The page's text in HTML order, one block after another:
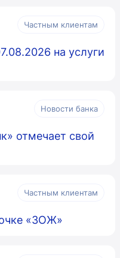
Частным клиентам
на услуги
Новости банка
отмечает свой
Частным клиентам
«ЗОЖ»